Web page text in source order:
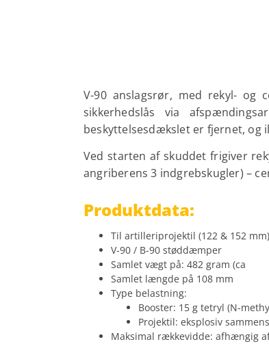
V-90 anslagsrør, med rekyl- og
sikkerhedslås via
beskyttelsesdækslet er fjernet, og
Ved starten af ​​skuddet frigiver
angriberens 3 indgrebskugler) –
Produktdata:
Til artilleriprojektil (122 & 152 mm)
V-90 / B-90 støddæmper
Samlet vægt på: 482 gram (ca
Samlet længde på 108 mm
Type belastning:
Booster: 15 g tetryl (N-
Projektil: eksplosiv
Maksimal rækkevidde: afhængig